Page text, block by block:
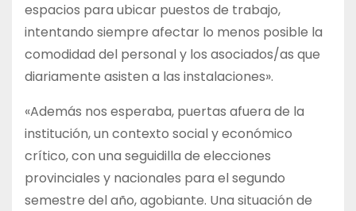
espacios para ubicar puestos de trabajo,
intentando siempre afectar lo menos posible la
comodidad del personal y los asociados/as que
diariamente asisten a las instalaciones».
«Además nos esperaba, puertas afuera de la
institución, un contexto social y económico
crítico, con una seguidilla de elecciones
provinciales y nacionales para el segundo
semestre del año, agobiante. Una situación de